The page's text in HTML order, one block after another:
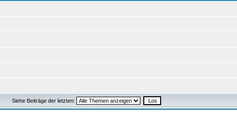
Siehe Beiträge der letzten: